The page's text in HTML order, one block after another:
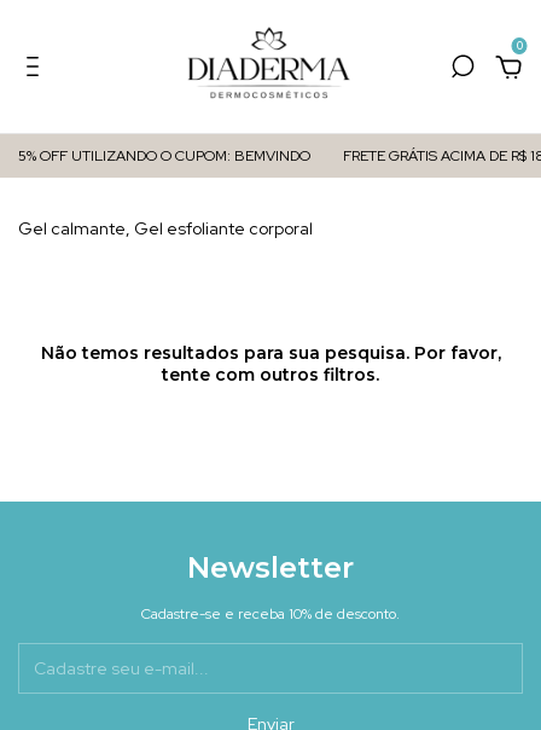
0
5% OFF UTILIZANDO O CUPOM: BEMVINDO FRETE GRÁTIS ACIMA DE R$
Gel calmante, Gel esfoliante corporal
Não temos resultados para sua pesquisa. Por favor,
tente com outros filtros.
Newsletter
Cadastre-se e receba 10% de desconto.